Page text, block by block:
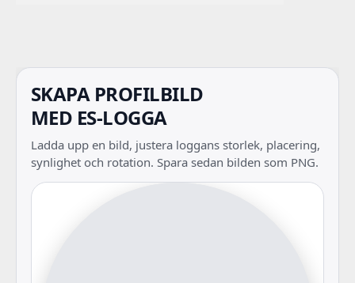
SKAPA PROFILBILD
MED ES-LOGGA
Ladda upp en bild, justera loggans storlek, placering,
synlighet och rotation. Spara sedan bilden som PNG.